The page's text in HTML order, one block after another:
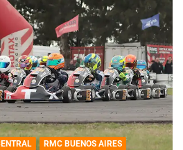
RMC BUENOS AIRES